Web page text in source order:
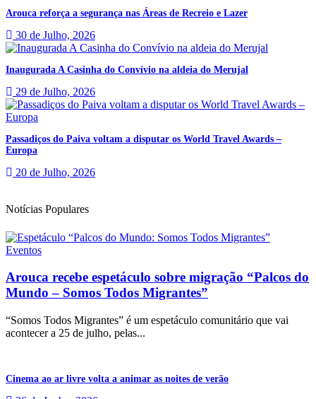
Arouca reforça a segurança nas Áreas de Recreio e Lazer
30 de Julho, 2026
Inaugurada A Casinha do Convívio na aldeia do Merujal
29 de Julho, 2026
Passadiços do Paiva voltam a disputar os World Travel Awards –
Europa
20 de Julho, 2026
Notícias Populares
Eventos
Arouca recebe espetáculo sobre migração “Palcos do
Mundo – Somos Todos Migrantes”
“Somos Todos Migrantes” é um espetáculo comunitário que vai
acontecer a 25 de julho, pelas...
Cinema ao ar livre volta a animar as noites de verão